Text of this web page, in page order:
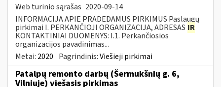
Web turinio sąrašas 2020-09-14
INFORMACIJA APIE PRADEDAMUS PIRKIMUS Paslaugų
pirkimai I. PERKANČIOJI ORGANIZACIJA, ADRESAS IR
KONTAKTINIAI DUOMENYS: I.1. Perkančiosios
organizacijos pavadinimas...
Metai: 2020 Pagrindinis:Viešieji pirkimai
Patalpų remonto darbų (Šermukšnių g. 6,
Vilniuje) viešasis pirkimas